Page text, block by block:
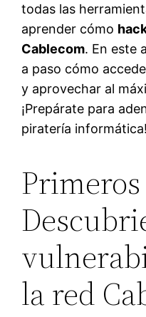
todas las
aprender cómo
Cablecom. En este
a paso cómo
y aprovechar al
¡Prepárate para
piratería informática!
Primeros
la red